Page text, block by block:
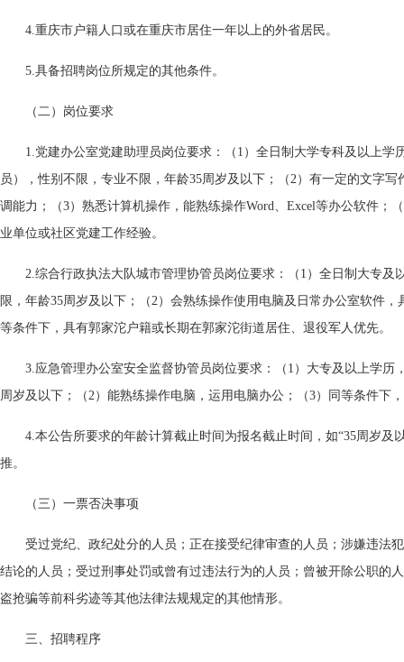
4.重庆市户籍人口或在重庆市居住一年以上的外省居民。
5.具备招聘岗位所规定的其他条件。
（二）岗位要求
1.党建办公室党建助理员岗位要求：（1）全日制大学专科及以上学
员），性别不限，专业不限，年龄35周岁及以下；（2）有一定的文字
调能力；（3）熟悉计算机操作，能熟练操作Word、Excel等办公软件；
业单位或社区党建工作经验。
2.综合行政执法大队城市管理协管员岗位要求：（1）全日制大专及
限，年龄35周岁及以下；（2）会熟练操作使用电脑及日常办公室软件
等条件下，具有郭家沱户籍或长期在郭家沱街道居住、退役军人优先。
3.应急管理办公室安全监督协管员岗位要求：（1）大专及以上学历
周岁及以下；（2）能熟练操作电脑，运用电脑办公；（3）同等条件下
4.本公告所要求的年龄计算截止时间为报名截止时间，如“35周岁及
推。
（三）一票否决事项
受过党纪、政纪处分的人员；正在接受纪律审查的人员；涉嫌违法
结论的人员；受过刑事处罚或曾有过违法行为的人员；曾被开除公职的
盗抢骗等前科劣迹等其他法律法规规定的其他情形。
三、招聘程序